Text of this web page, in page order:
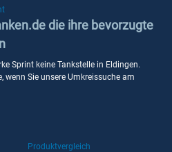
die ihre bevorzugte
Sprint keine Tankstelle in Eldingen.
wenn Sie unsere Umkreissuche am
Produktvergleich